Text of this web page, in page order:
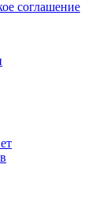
соглашение